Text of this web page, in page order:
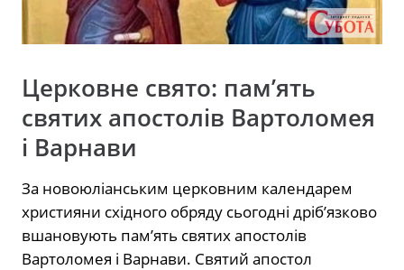
Церковне свято: пам’ять
святих апостолів Вартоломея
і Варнави
За новоюліанським церковним календарем
християни східного обряду сьогодні дріб’язково
вшановують пам’ять святих апостолів
Вартоломея і Варнави. Святий апостол